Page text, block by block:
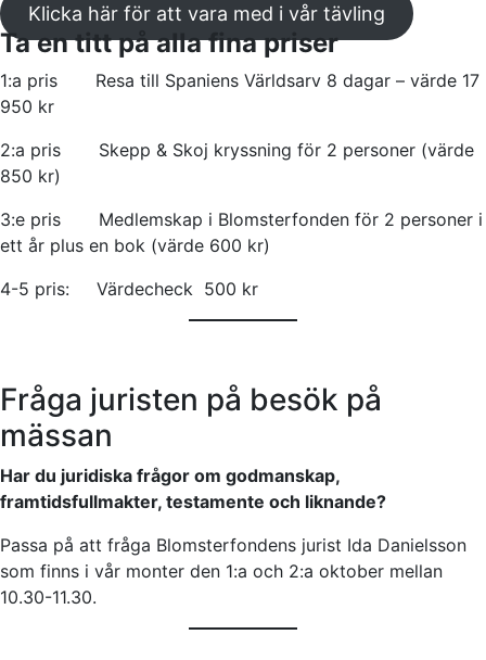
Klicka här för att vara med i vår tävling
Ta en titt på alla fina priser
1:a pris Resa till Spaniens Världsarv 8 dagar – värde 17
950 kr
2:a pris Skepp & Skoj kryssning för 2 personer (värde
850 kr)
3:e pris Medlemskap i Blomsterfonden för 2 personer i
ett år plus en bok (värde 600 kr)
4-5 pris: Värdecheck 500 kr
Fråga juristen på besök på
mässan
Har du juridiska frågor om godmanskap,
framtidsfullmakter, testamente och liknande?
Passa på att fråga Blomsterfondens jurist Ida Danielsson
som finns i vår monter den 1:a och 2:a oktober mellan
10.30-11.30.